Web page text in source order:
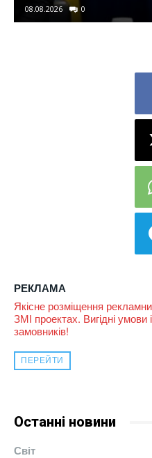
РЕКЛАМА
Якісне розміщення
ЗМІ проектах. Вигідні умови
замовників!
ПЕРЕЙТИ
Останні новини
Світ
08.08.2026 0